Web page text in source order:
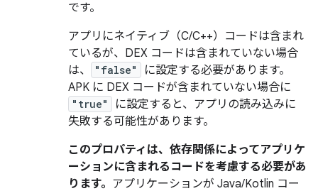
です。
アプリにネイティブ（C/C++）コードは含まれ
ているが、DEX コードは含まれていない場合
は、
"false"
に設定する必要があります。
APK に DEX コードが含まれていない場合に
"true"
に設定すると、アプリの読み込みに
失敗する可能性があります。
このプロパティは、依存関係によってアプリケ
ーションに含まれるコードを考慮する必要があ
ります。 アプリケーションが Java/Kotlin コー